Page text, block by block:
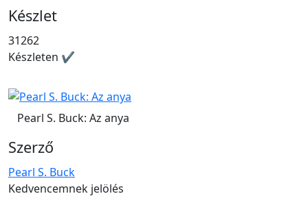
Készlet
31262
Készleten ✔
Pearl S. Buck: Az anya
Szerző
Pearl S. Buck
Kedvencemnek jelölés